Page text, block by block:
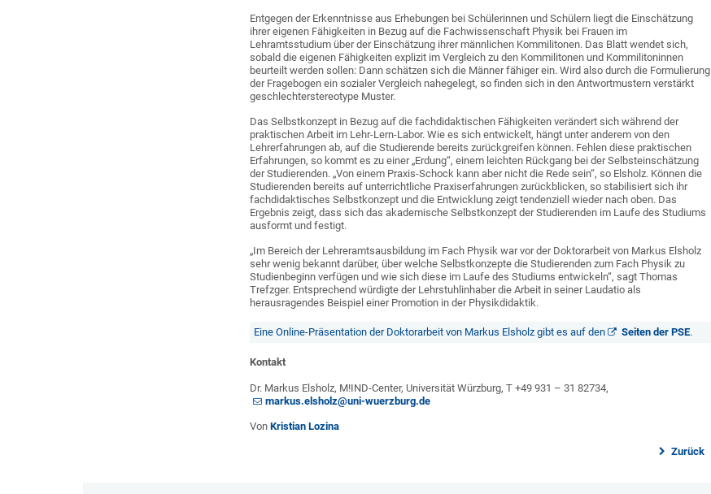
Entgegen der Erkenntnisse aus Erhebungen bei Schülerinnen und Schülern liegt die Einschätzung
ihrer eigenen Fähigkeiten in Bezug auf die Fachwissenschaft Physik bei Frauen im
Lehramtsstudium über der Einschätzung ihrer männlichen Kommilitonen. Das Blatt wendet sich,
sobald die eigenen Fähigkeiten explizit im Vergleich zu den Kommilitonen und Kommilitoninnen
beurteilt werden sollen: Dann schätzen sich die Männer fähiger ein. Wird also durch die Formulierung
der Fragebogen ein sozialer Vergleich nahegelegt, so finden sich in den Antwortmustern verstärkt
geschlechterstereotype Muster.
Das Selbstkonzept in Bezug auf die fachdidaktischen Fähigkeiten verändert sich während der
praktischen Arbeit im Lehr-Lern-Labor. Wie es sich entwickelt, hängt unter anderem von den
Lehrerfahrungen ab, auf die Studierende bereits zurückgreifen können. Fehlen diese praktischen
Erfahrungen, so kommt es zu einer „Erdung“, einem leichten Rückgang bei der Selbsteinschätzung
der Studierenden. „Von einem Praxis-Schock kann aber nicht die Rede sein“, so Elsholz. Können die
Studierenden bereits auf unterrichtliche Praxiserfahrungen zurückblicken, so stabilisiert sich ihr
fachdidaktisches Selbstkonzept und die Entwicklung zeigt tendenziell wieder nach oben. Das
Ergebnis zeigt, dass sich das akademische Selbstkonzept der Studierenden im Laufe des Studiums
ausformt und festigt.
„Im Bereich der Lehreramtsausbildung im Fach Physik war vor der Doktorarbeit von Markus Elsholz
sehr wenig bekannt darüber, über welche Selbstkonzepte die Studierenden zum Fach Physik zu
Studienbeginn verfügen und wie sich diese im Laufe des Studiums entwickeln“, sagt Thomas
Trefzger. Entsprechend würdigte der Lehrstuhlinhaber die Arbeit in seiner Laudatio als
herausragendes Beispiel einer Promotion in der Physikdidaktik.
Eine Online-Präsentation der Doktorarbeit von Markus Elsholz gibt es auf den Seiten der PSE.
Kontakt
Dr. Markus Elsholz, M!IND-Center, Universität Würzburg, T +49 931 – 31 82734,
markus.elsholz@uni-wuerzburg.de
VonKristian Lozina
Zurück